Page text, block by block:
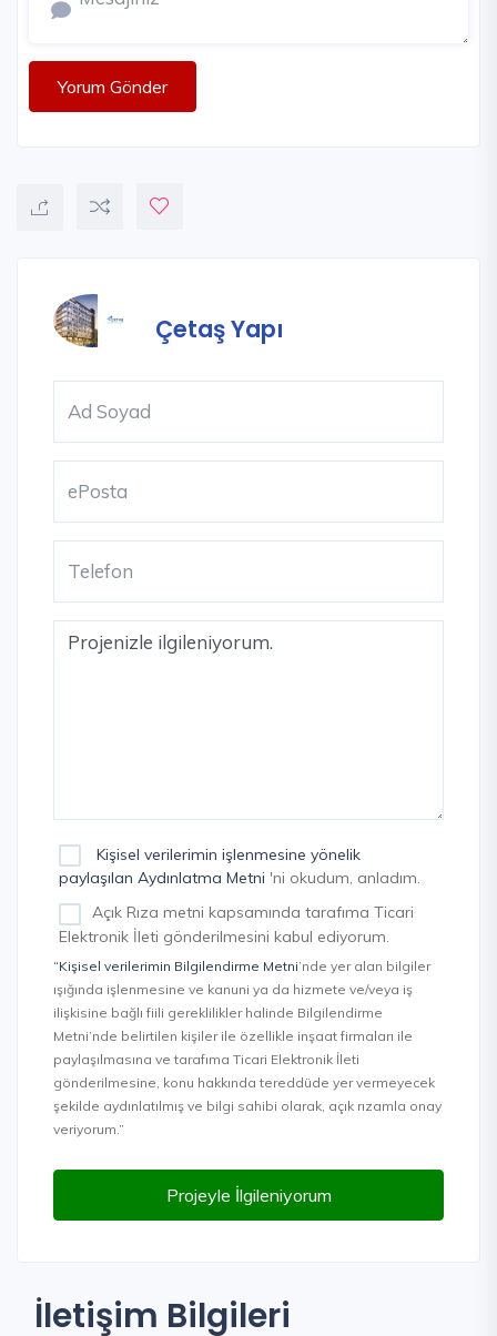
Yorum Gönder
Çetaş Yapı
Kişisel verilerimin işlenmesine yönelik
paylaşılan Aydınlatma Metni 'ni okudum, anladım.
Açık Rıza metni kapsamında tarafıma Ticari
Elektronik İleti gönderilmesini kabul ediyorum.
“Kişisel verilerimin Bilgilendirme Metni’nde yer alan bilgiler
ışığında işlenmesine ve kanuni ya da hizmete ve/veya iş
ilişkisine bağlı fiili gereklilikler halinde Bilgilendirme
Metni’nde belirtilen kişiler ile özellikle inşaat firmaları ile
paylaşılmasına ve tarafıma Ticari Elektronik İleti
gönderilmesine, konu hakkında tereddüde yer vermeyecek
şekilde aydınlatılmış ve bilgi sahibi olarak, açık rızamla onay
veriyorum.”
Projeyle İlgileniyorum
İletişim Bilgileri